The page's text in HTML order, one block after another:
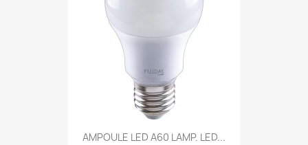
AMPOULE LED A60 LAMP. LED...